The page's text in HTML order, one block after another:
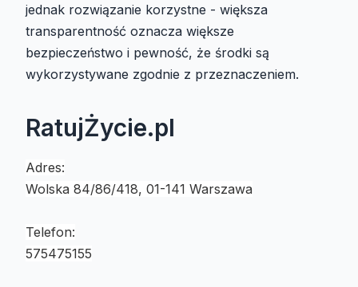
jednak rozwiązanie korzystne - większa
transparentność oznacza większe
bezpieczeństwo i pewność, że środki są
wykorzystywane zgodnie z przeznaczeniem.
RatujŻycie.pl
Adres:
Wolska 84/86/418, 01-141 Warszawa
Telefon:
575475155